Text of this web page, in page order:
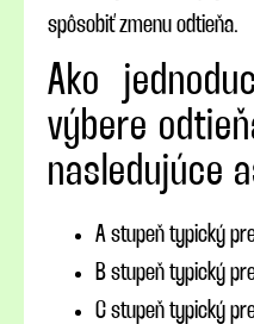
spôsobiť zmenu odtieňa.
Ako
výbere
nasledujúce
A stupeň typický
B stupeň typický
C stupeň typický